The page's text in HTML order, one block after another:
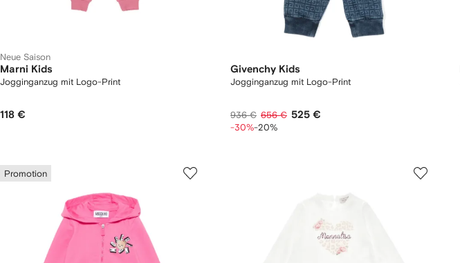
Neue Saison
Marni Kids
Jogginganzug mit Logo-Print
118 €
Givenchy Kids
Jogginganzug mit Logo-Print
936 € 656 € 525 €
-30%-20%
Promotion